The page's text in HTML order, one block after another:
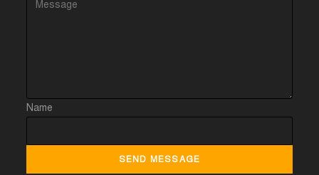
Name
SEND MESSAGE